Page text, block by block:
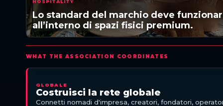
HOSPITALITY
Lo standard del marchio deve
all’interno di spazi fisici premium.
GLOBALE
Costruisci la rete globale
Connetti nomadi d'impresa, creatori, fondatori,